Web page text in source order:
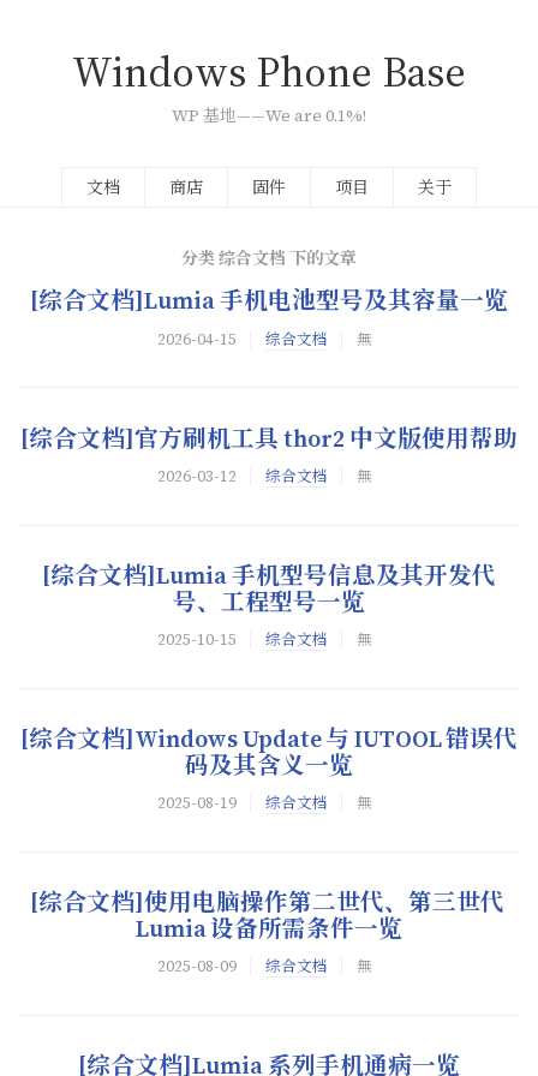
Windows Phone Base
WP 基地——We are 0.1%!
文档 商店 固件 项目 关于
分类 综合文档 下的文章
[综合文档]Lumia手机电池型号及其容量一览
2026-04-15 综合文档 無
[综合文档]官方刷机工具thor2 中文版使用帮助
2026-03-12 综合文档 無
[综合文档]Lumia手机型号信息及其开发代
号、工程型号一览
2025-10-15 综合文档 無
[综合文档]Windows Update与IUTOOL错误代
码及其含义一览
2025-08-19 综合文档 無
[综合文档]使用电脑操作第二世代、第三世代
Lumia设备所需条件一览
2025-08-09 综合文档 無
[综合文档]Lumia系列手机通病一览